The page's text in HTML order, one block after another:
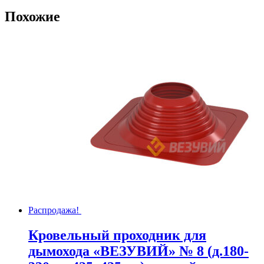
Похожие
Распродажа!
Кровельный проходник для
дымохода «ВЕЗУВИЙ» № 8 (д.180-